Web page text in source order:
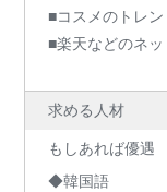
■コスメのトレ
■楽天などのネ
求める人材
もしあれば優遇
◆韓国語